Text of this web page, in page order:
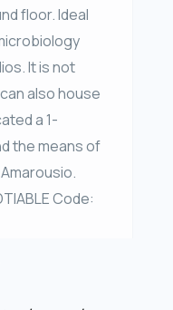
floor. Ideal
It is not
also house
a 1-
the means of
Code: